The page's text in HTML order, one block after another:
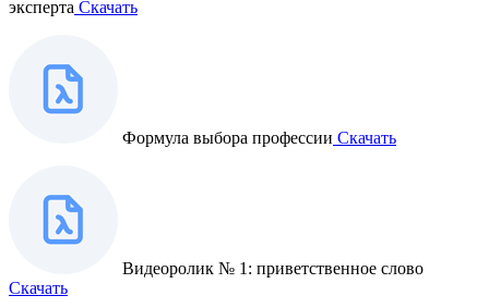
эксперта Скачать
Формула выбора профессии Скачать
Видеоролик № 1: приветственное слово
Скачать